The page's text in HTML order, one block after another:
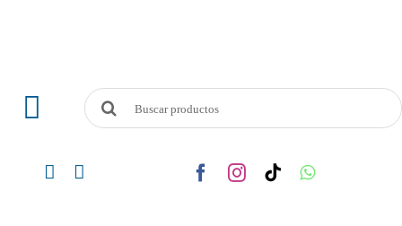
Toggle
Navigation
Search
for: